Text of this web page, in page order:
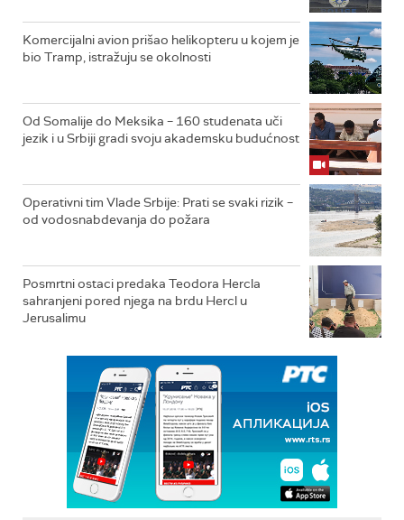
Komercijalni avion prišao helikopteru u kojem je
bio Tramp, istražuju se okolnosti
Od Somalije do Meksika – 160 studenata uči
jezik i u Srbiji gradi svoju akademsku budućnost
Operativni tim Vlade Srbije: Prati se svaki rizik –
od vodosnabdevanja do požara
Posmrtni ostaci predaka Teodora Hercla
sahranjeni pored njega na brdu Hercl u
Jerusalimu